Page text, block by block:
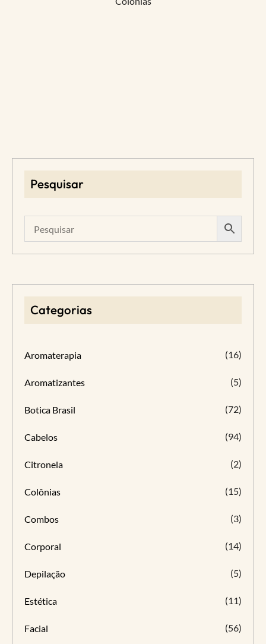
Pesquisar
Categorias
Aromaterapia (16)
Aromatizantes (5)
Botica Brasil (72)
Cabelos (94)
Citronela (2)
Colônias (15)
Combos (3)
Corporal (14)
Depilação (5)
Estética (11)
Facial (56)